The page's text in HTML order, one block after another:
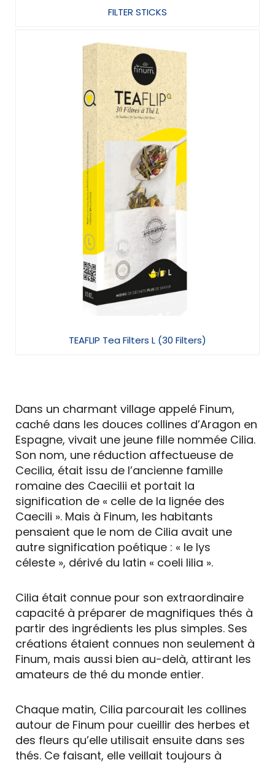
FILTER STICKS
TEAFLIP Tea Filters L (30 Filters)
Dans un charmant village appelé Finum,
caché dans les douces collines d’Aragon en
Espagne, vivait une jeune fille nommée Cilia.
Son nom, une réduction affectueuse de
Cecilia, était issu de l’ancienne famille
romaine des Caecilii et portait la
signification de « celle de la lignée des
Caecili ». Mais à Finum, les habitants
pensaient que le nom de Cilia avait une
autre signification poétique : « le lys
céleste », dérivé du latin « coeli lilia ».
Cilia était connue pour son extraordinaire
capacité à préparer de magnifiques thés à
partir des ingrédients les plus simples. Ses
créations étaient connues non seulement à
Finum, mais aussi bien au-delà, attirant les
amateurs de thé du monde entier.
Chaque matin, Cilia parcourait les collines
autour de Finum pour cueillir des herbes et
des fleurs qu’elle utilisait ensuite dans ses
thés. Ce faisant, elle veillait toujours à